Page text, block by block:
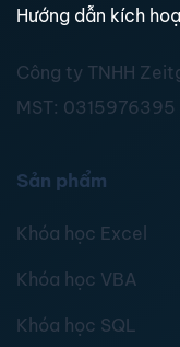
Hướng dẫn kích
Công ty TNHH
MST: 0315976395
Sản phẩm
Khóa học Excel
Khóa học VBA
Khóa học SQL